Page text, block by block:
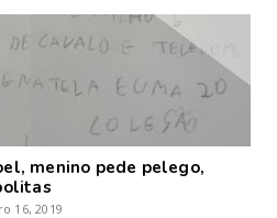
menino pede pelego,
16, 2019